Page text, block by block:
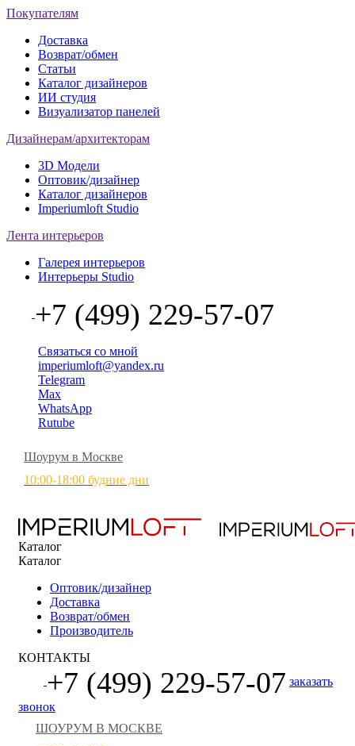
Покупателям
Доставка
Возврат/обмен
Статьи
Каталог дизайнеров
ИИ студия
Визуализатор панелей
Дизайнерам/архитекторам
3D Модели
Оптовик/дизайнер
Каталог дизайнеров
Imperiumloft Studio
Лента интерьеров
Галерея интерьеров
Интерьеры Studio
+7 (499) 229-57-07
Связаться со мной
imperiumloft@yandex.ru
Telegram
Max
WhatsApp
Rutube
Шоурум в Москве
10:00-18:00 будние дни
Каталог
Каталог
Оптовик/дизайнер
Доставка
Возврат/обмен
Производитель
КОНТАКТЫ
+7 (499) 229-57-07 заказать
звонок
ШОУРУМ В МОСКВЕ